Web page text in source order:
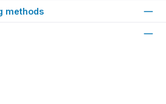
methods